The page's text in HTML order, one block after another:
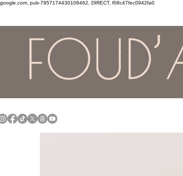
google.com, pub-7957174430108462, DIRECT, f08c47fec0942fa0